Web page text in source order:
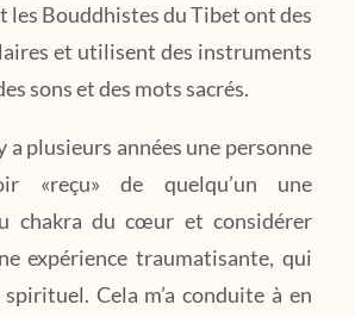
Bouddhistes du Tibet ont des
et utilisent des instruments
sons et des mots sacrés.
a plusieurs années une personne
«reçu» de quelqu’un une
chakra du cœur et considérer
expérience traumatisante, qui
spirituel. Cela m’a conduite à en